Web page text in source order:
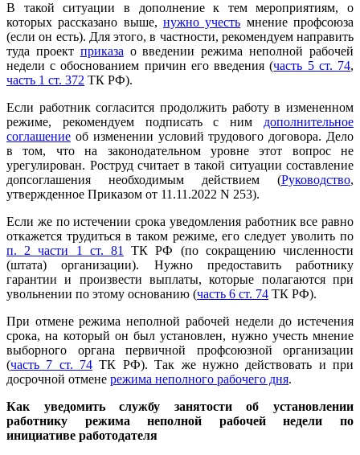
В такой ситуации в дополнение к тем мероприятиям, о
которых рассказано выше, нужно учесть мнение профсоюза
(если он есть). Для этого, в частности, рекомендуем направить
туда проект приказа о введении режима неполной рабочей
недели с обоснованием причин его введения (часть 5 ст. 74,
часть 1 ст. 372 ТК РФ).
Если работник согласится продолжить работу в измененном
режиме, рекомендуем подписать с ним дополнительное
соглашение об изменении условий трудового договора. Дело
в том, что на законодательном уровне этот вопрос не
урегулирован. Роструд считает в такой ситуации составление
допсоглашения необходимым действием (Руководство,
утвержденное Приказом от 11.11.2022 N 253).
Если же по истечении срока уведомления работник все равно
откажется трудиться в таком режиме, его следует уволить по
п. 2 части 1 ст. 81
ТК РФ (по сокращению численности
(штата) организации). Нужно предоставить работнику
гарантии и произвести выплаты, которые полагаются при
увольнении по этому основанию (часть 6 ст. 74 ТК РФ).
При отмене режима неполной рабочей недели до истечения
срока, на который он был установлен, нужно учесть мнение
выборного органа первичной профсоюзной организации
(часть 7 ст. 74 ТК РФ). Так же нужно действовать и при
досрочной отмене режима неполного рабочего дня.
Как уведомить службу занятости об установлении
работнику режима неполной рабочей недели по
инициативе работодателя